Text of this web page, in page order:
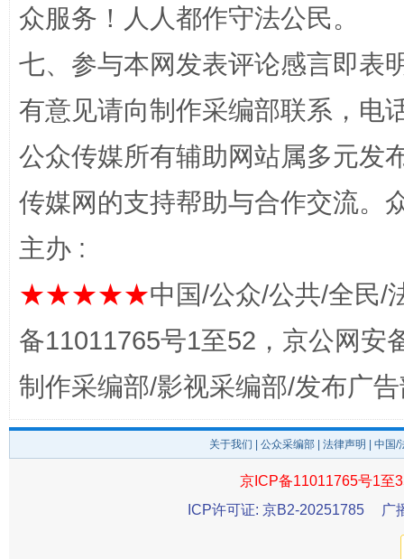
千年窑火 生生不息
众服务！人人都作守法公民。
七、参与本网发表评论感言即表
有意见请向制作采编部联系，电
公众传媒所有辅助网站属多元发
传媒网的支持帮助与合作交流。
主办 :
★★★★★中国/公众/公共/全民/
备11011765号1至52，京公网安
制作采编部/影视采编部/发布广
关于我们 公众采编部 法律声明 | 中国
京ICP备11011765号1至
ICP许可证: 京B2-20251785
广